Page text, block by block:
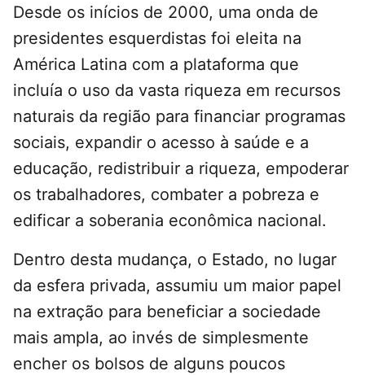
Desde os inícios de 2000, uma onda de
presidentes esquerdistas foi eleita na
América Latina com a plataforma que
incluía o uso da vasta riqueza em recursos
naturais da região para financiar programas
sociais, expandir o acesso à saúde e a
educação, redistribuir a riqueza, empoderar
os trabalhadores, combater a pobreza e
edificar a soberania econômica nacional.
Dentro desta mudança, o Estado, no lugar
da esfera privada, assumiu um maior papel
na extração para beneficiar a sociedade
mais ampla, ao invés de simplesmente
encher os bolsos de alguns poucos